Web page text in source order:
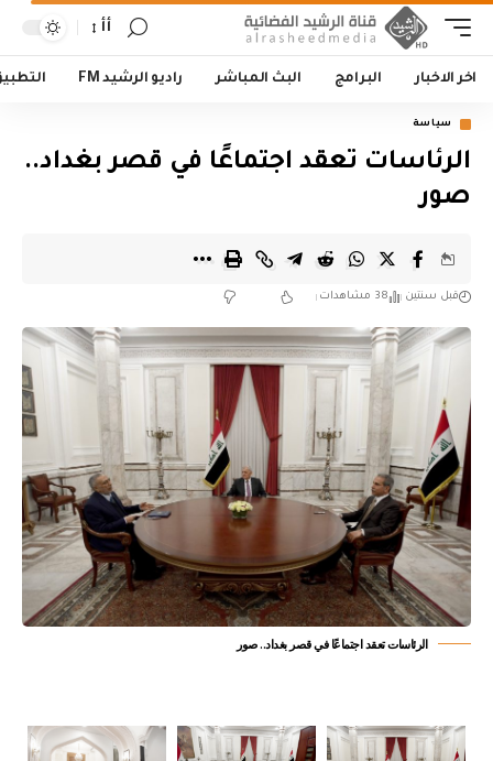
أأ
اخر الاخبار البرامج البث المباشر راديو الرشيد FM
سياسة
الرئاسات تعقد اجتماعًا في قصر بغداد..
صور
قبل سنتين 38 مشاهدات
الرئاسات تعقد اجتماعًا في قصر بغداد.. صور